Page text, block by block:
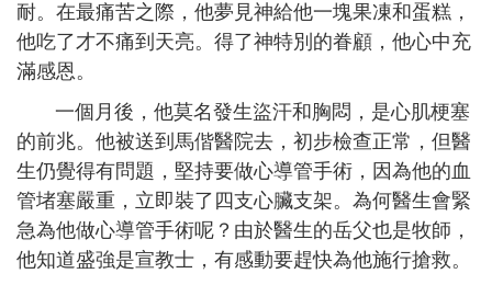
耐。在最痛苦之際，他夢見神給他一塊果凍和蛋糕，
他吃了才不痛到天亮。得了神特別的眷顧，他心中充
滿感恩。
一個月後，他莫名發生盜汗和胸悶，是心肌梗塞
的前兆。他被送到馬偕醫院去，初步檢查正常，但醫
生仍覺得有問題，堅持要做心導管手術，因為他的血
管堵塞嚴重，立即裝了四支心臟支架。為何醫生會緊
急為他做心導管手術呢？由於醫生的岳父也是牧師，
他知道盛強是宣教士，有感動要趕快為他施行搶救。